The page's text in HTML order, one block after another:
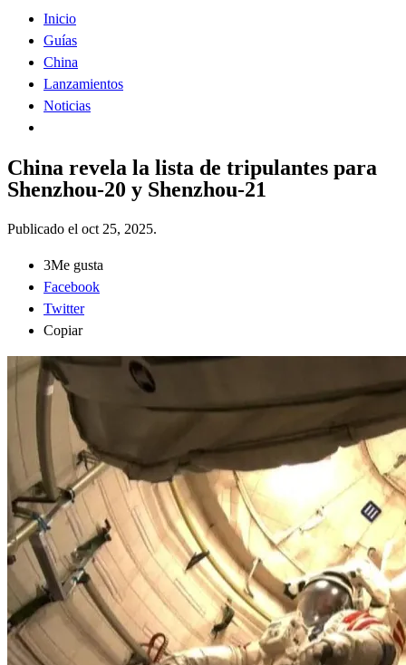
Inicio
Guías
China
Lanzamientos
Noticias
China revela la lista de tripulantes para
Shenzhou-20 y Shenzhou-21
Publicado el oct 25, 2025.
3Me gusta
Facebook
Twitter
Copiar